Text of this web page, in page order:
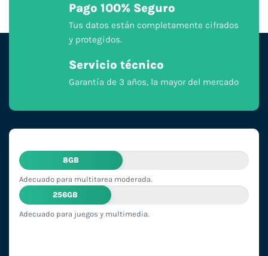
Pago 100% Seguro
Tus datos están completamente cifrados
y protegidos.
Servicio técnico
Garantía de 3 años, la mayor del mercado
8GB
Adecuado para multitarea moderada.
256GB
Adecuado para juegos y multimedia.